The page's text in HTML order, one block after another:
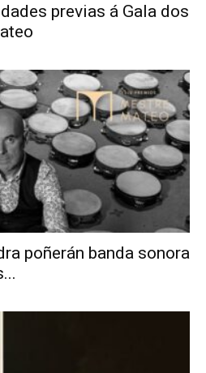
previas á Gala dos
poñerán banda sonora